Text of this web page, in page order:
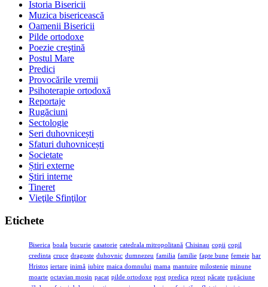
Istoria Bisericii
Muzica bisericească
Oamenii Bisericii
Pilde ortodoxe
Poezie creştină
Postul Mare
Predici
Provocările vremii
Psihoterapie ortodoxă
Reportaje
Rugăciuni
Sectologie
Seri duhovnicești
Sfaturi duhovnicești
Societate
Știri externe
Ştiri interne
Tineret
Vieţile Sfinţilor
Etichete
Biserica boala bucurie casatorie catedrala mitropolitană Chisinau copii copil
credinta cruce dragoste duhovnic dumnezeu familia familie fapte bune femeie har
Hristos iertare inimă iubire maica domnului mama mantuire milostenie minune
moarte octavian mosin pacat pilde ortodoxe post predica preot păcate rugăciune